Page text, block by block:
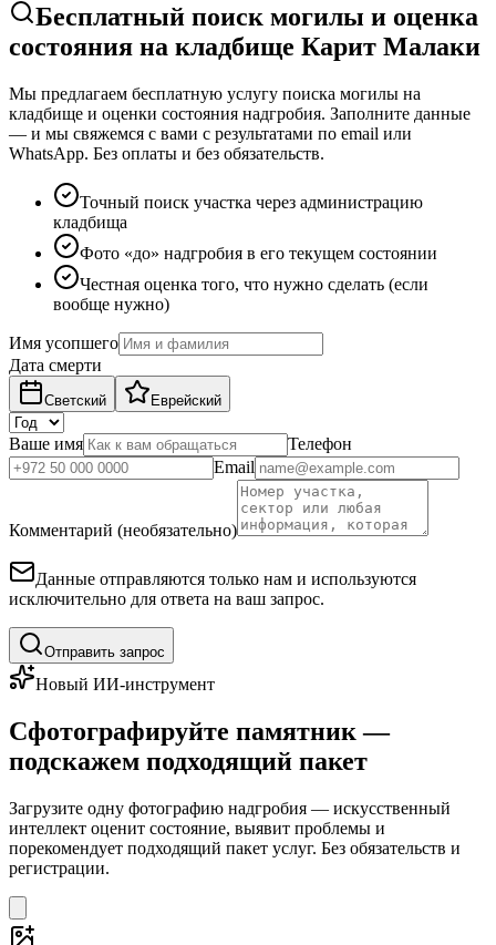
Бесплатный поиск могилы и оценка
состояния на кладбище Карит Малаки
Мы предлагаем бесплатную услугу поиска могилы на
кладбище и оценки состояния надгробия. Заполните данные
— и мы свяжемся с вами с результатами по email или
WhatsApp. Без оплаты и без обязательств.
Точный поиск участка через администрацию
кладбища
Фото «до» надгробия в его текущем состоянии
Честная оценка того, что нужно сделать (если
вообще нужно)
Имя усопшего
Дата смерти
Светский Еврейский
Ваше имя
Телефон
Email
Комментарий (необязательно)
Данные отправляются только нам и используются
исключительно для ответа на ваш запрос.
Отправить запрос
Новый ИИ-инструмент
Сфотографируйте памятник —
подскажем подходящий пакет
Загрузите одну фотографию надгробия — искусственный
интеллект оценит состояние, выявит проблемы и
порекомендует подходящий пакет услуг. Без обязательств и
регистрации.